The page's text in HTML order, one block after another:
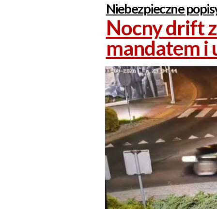
Niebezpieczne
Nocny drift
mandatem i